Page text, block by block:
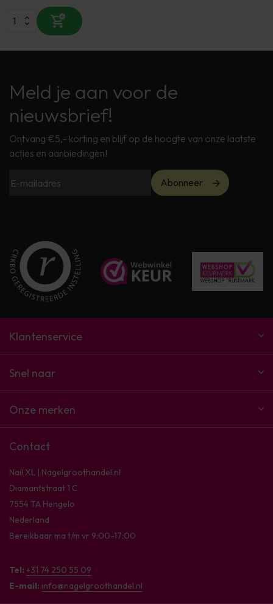
Meld je aan voor de
nieuwsbrief!
Ontvang €5,- korting en blijf op de hoogte van onze laatste
acties en aanbiedingen!
Abonneer
Klantenservice
Snel naar
Onze merken
Contact
Nail XL | Nagelgroothandel.nl
Diamantstraat 1 C
7554 TA Hengelo
Nederland
Bereikbaar ma t/m vr 9:00-17:00
Tel: +31 74 250 55 09
E-mail: info@nagelgroothandel.nl